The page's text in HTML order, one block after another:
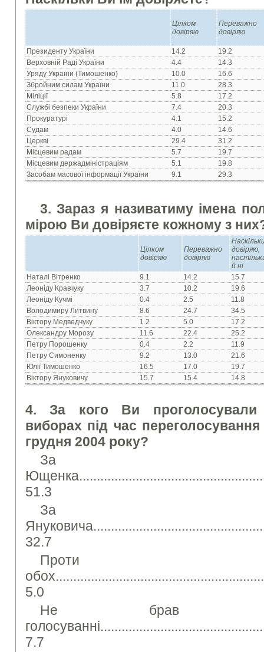
Цілком
довіряю
Переважно
довіряю
Президенту України 14.2
19.2
Верховній Раді України
4.4
14.3
Уряду України (Тимошенко)
10.0
16.6
Збройним силам України
11.0
28.3
Міліції
5.8
17.2
Службі безпеки України
7.4
20.3
Прокуратурі
4.1
15.2
Судам
4.0
14.6
Церкві
29.4
31.2
Місцевим радам
5.7
19.7
Місцевим держадміністраціям
5.1
19.8
Засобам масової інформації України
9.1 29.3
3. Зараз я називатиму імена
мірою Ви довіряєте кожному з
Цілком
довіряю
Переважно
довіряю
довіряю,
й ні
Наталі Вітренко
9.1 14.2
15.7
Леоніду Кравчуку
3.7 10.2
19.6
Леоніду Кучмі
0.4 2.5
11.8
Володимиру Литвину
8.6 24.7
34.5
Віктору Медведчуку
1.2 5.0
17.2
Олександру Морозу
11.6 22.4
25.2
Петру Порошенку
0.4 2.2
11.9
Петру Симоненку
9.2 13.0
21.6
Юлії Тимошенко
16.5 17.0
19.7
Віктору Януковичу
15.7 15.4 14.8
4. За кого Ви проголосували
виборах під час
грудня 2004 року?
За
51.3
За
32.7
Проти
5.0
Не брав
7.7